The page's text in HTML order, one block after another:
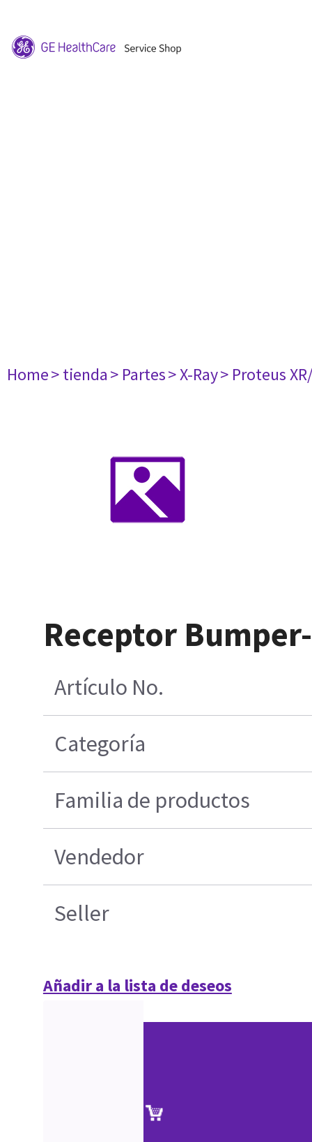
Home> tienda> Partes> X-Ray> Proteus
Receptor
Artículo No.
Categoría
Familia de productos
Vendedor
Seller
Añadir a la lista de deseos